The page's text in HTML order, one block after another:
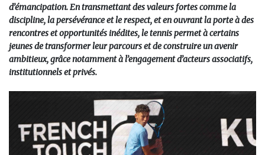
d’émancipation. En transmettant des valeurs fortes comme la
discipline, la persévérance et le respect, et en ouvrant la porte à des
rencontres et opportunités inédites, le tennis permet à certains
jeunes de transformer leur parcours et de construire un avenir
ambitieux, grâce notamment à l’engagement d’acteurs associatifs,
institutionnels et privés.